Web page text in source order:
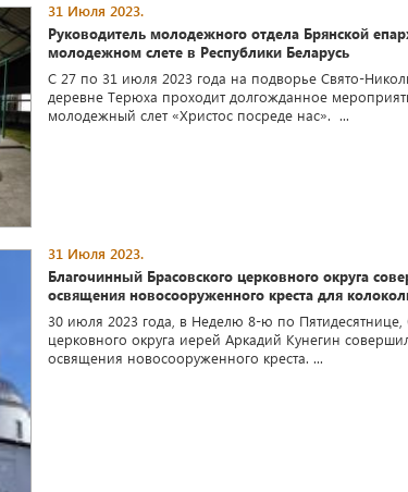
31 Июля 2023.
Руководитель молодежного отдела Брянской
молодежном слете в Республики Беларусь
С 27 по 31 июля 2023 года на подворье Свято-
деревне Терюха проходит долгожданное
молодежный слет «Христос посреде нас». ...
31 Июля 2023.
Благочинный Брасовского церковного округа
освящения новосооруженного креста для
30 июля 2023 года, в Неделю 8-ю по Пятидесятнице,
церковного округа иерей Аркадий Кунегин
освящения новосооруженного креста. ...